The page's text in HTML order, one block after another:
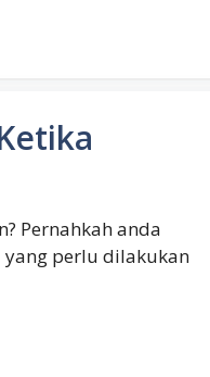
Pernahkah anda
yang perlu dilakukan